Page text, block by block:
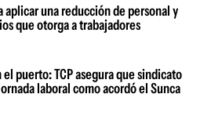
aplicar una reducción de personal y
que otorga a trabajadores
puerto: TCP asegura que sindicato
laboral como acordó el Sunca